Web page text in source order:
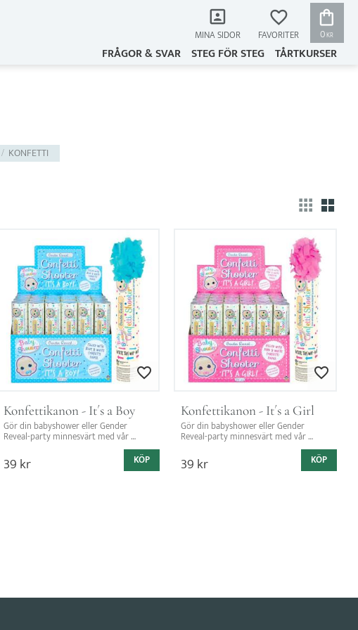
MINA SIDOR
FAVORITER
0KR
FRÅGOR & SVAR STEG FÖR STEG TÅRTKURSER
KONFETTI
Lägg till i favoriter
Konfettikanon - It´s a Boy
Gör din babyshower eller Gender
Reveal-party minnesvärt med vår
39kr KÖP
Lägg till i
Konfettikanon - It´s a Girl
Gör din babyshower eller Gender
Reveal-party minnesvärt med vår
39kr KÖP